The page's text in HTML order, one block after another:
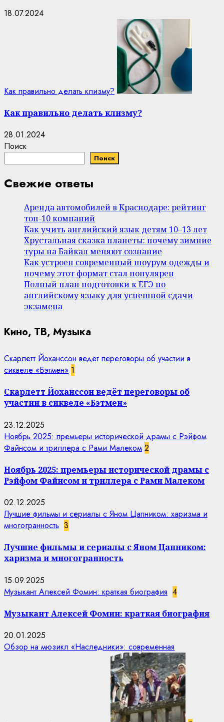
18.07.2024
Как правильно делать клизму?
Как правильно делать клизму?
28.01.2024
Поиск
Поиск
Свежие ответы
Аренда автомобилей в Краснодаре: рейтинг
топ-10 компаний
Как учить английский язык детям 10–13 лет
Хрустальная сказка планеты: почему зимние
туры на Байкал меняют сознание
Как устроен современный шоурум одежды и
почему этот формат стал популярен
Полный план подготовки к ЕГЭ по
английскому языку для успешной сдачи
экзамена
Кино, ТВ, Музыка
Скарлетт Йоханссон ведёт переговоры об участии в
сиквеле «Бэтмен» 1
Скарлетт Йоханссон ведёт переговоры об
участии в сиквеле «Бэтмен»
23.12.2025
Ноябрь 2025: премьеры исторической драмы с Рэйфом
Файнсом и триллера с Рами Малеком 2
Ноябрь 2025: премьеры исторической драмы с
Рэйфом Файнсом и триллера с Рами Малеком
02.12.2025
Лучшие фильмы и сериалы с Яном Цапником: харизма и
многогранность 3
Лучшие фильмы и сериалы с Яном Цапником:
харизма и многогранность
15.09.2025
Музыкант Алексей Фомин: краткая биография 4
Музыкант Алексей Фомин: краткая биография
20.01.2025
Обзор на мюзикл «Наследники»: современная